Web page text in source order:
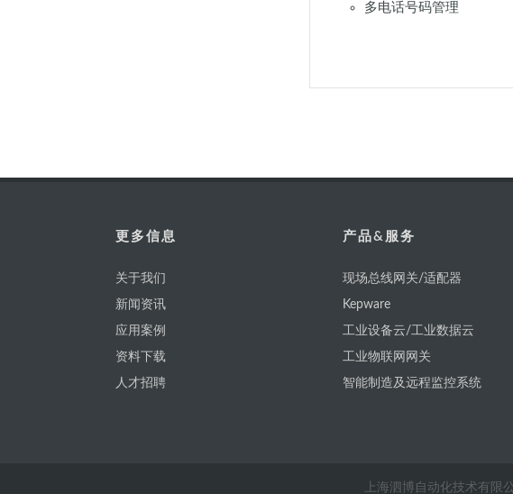
多电话号码管理
更多信息
关于我们
新闻资讯
应用案例
资料下载
人才招聘
产品&服务
现场总线网关/适配器
Kepware
工业设备云/工业数据云
工业物联网网关
智能制造及远程监控系统
上海泗博自动化技术有